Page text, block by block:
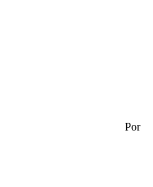
Por